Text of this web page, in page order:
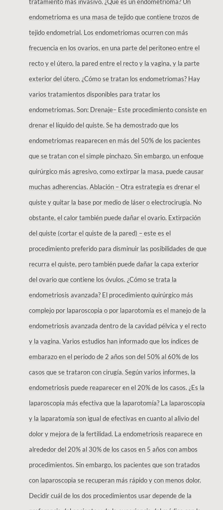
tratamiento más invasivo. ¿Qué es un endometrioma? Un
endometrioma es una masa de tejido que contiene trozos de
tejido endometrial. Los endometriomas ocurren con más
frecuencia en los ovarios, en una parte del peritoneo entre el
recto y el útero, la pared entre el recto y la vagina, y la parte
exterior del útero. ¿Cómo se tratan los endometriomas? Hay
varios tratamientos disponibles para tratar los
endometriomas. Son: Drenaje– Este procedimiento consiste en
drenar el líquido del quiste. Se ha demostrado que los
endometriomas reaparecen en más del 50% de los pacientes
que se tratan con el simple pinchazo. Sin embargo, un enfoque
quirúrgico más agresivo, como extirpar la masa, puede causar
muchas adherencias. Ablación – Otra estrategia es drenar el
quiste y quitar la base por medio de láser o electrocirugía. No
obstante, el calor también puede dañar el ovario. Extirpación
del quiste (cortar el quiste de la pared) – este es el
procedimiento preferido para disminuir las posibilidades de que
recurra el quiste, pero también puede dañar la capa exterior
del ovario que contiene los óvulos. ¿Cómo se trata la
endometriosis avanzada? El procedimiento quirúrgico más
complejo por laparoscopia o por laparotomía es el manejo de la
endometriosis avanzada dentro de la cavidad pélvica y el recto
y la vagina. Varios estudios han informado que los índices de
embarazo en el periodo de 2 años son del 50% al 60% de los
casos que se trataron con cirugía. Según varios informes, la
endometriosis puede reaparecer en el 20% de los casos. ¿Es la
laparoscopia más efectiva que la laparotomía? La laparoscopia
y la laparatomía son igual de efectivas en cuanto al alivio del
dolor y mejora de la fertilidad. La endometriosis reaparece en
alrededor del 20% al 30% de los casos en 5 años con ambos
procedimientos. Sin embargo, los pacientes que son tratados
con laparoscopia se recuperan más rápido y con menos dolor.
Decidir cuál de los dos procedimientos usar depende de la